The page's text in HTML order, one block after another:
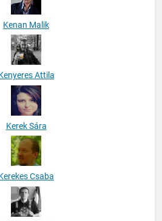
Kenan Malik
Attila
Kerek Sára
Csaba